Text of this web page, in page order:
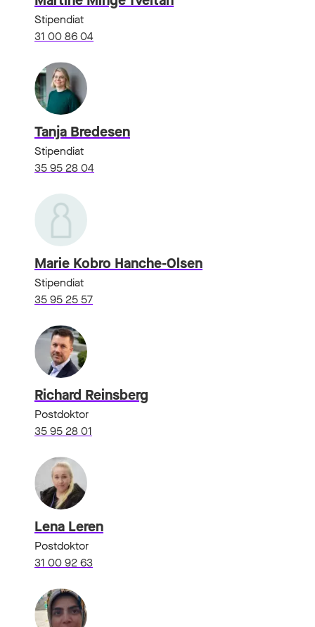
Stipendiat
31 00 86 04
Tanja Bredesen
Stipendiat
35 95 28 04
Marie Kobro Hanche-Olsen
Stipendiat
35 95 25 57
Richard Reinsberg
Postdoktor
35 95 28 01
Lena Leren
Postdoktor
31 00 92 63